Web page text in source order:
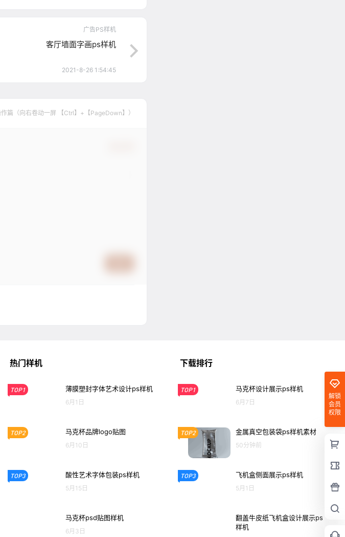
广告PS样机
客厅墙面字画ps样机
2021-8-26 1:54:45
篇（向右卷动一屏 【Ctrl】+【PageDown】）
解锁
会员
权限
热门样机
TOP1 薄膜塑封字体艺术设计ps样机
6月1日
TOP2 马克杯品牌logo贴图
6月10日
TOP3 酸性艺术字体包装ps样机
5月15日
马克杯psd贴图样机
6月3日
下载排行
TOP1 马克杯设计展示ps样机
6月7日
TOP2 金属真空包装袋ps样机素材
50分钟前
TOP3 飞机盒侧面展示ps样机
5月1日
翻盖牛皮纸飞机盒设计展示ps
样机